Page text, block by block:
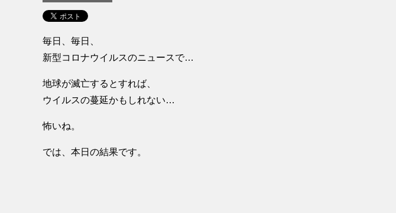
毎日、毎日、
新型コロナウイルスのニュースで…
地球が滅亡するとすれば、
ウイルスの蔓延かもしれない…
怖いね。
では、本日の結果です。